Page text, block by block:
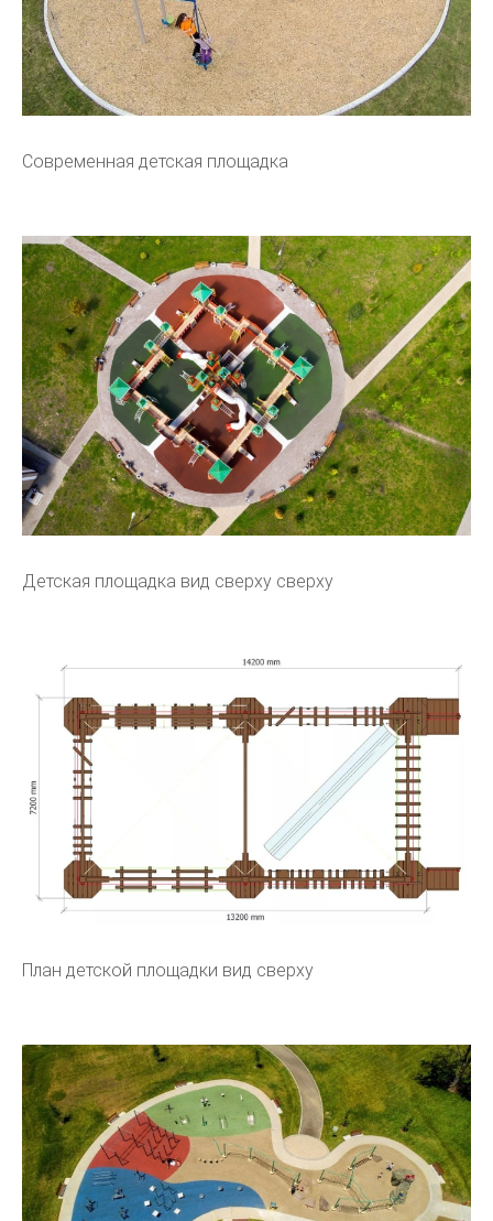
Современная детская площадка
Детская площадка вид сверху сверху
План детской площадки вид сверху